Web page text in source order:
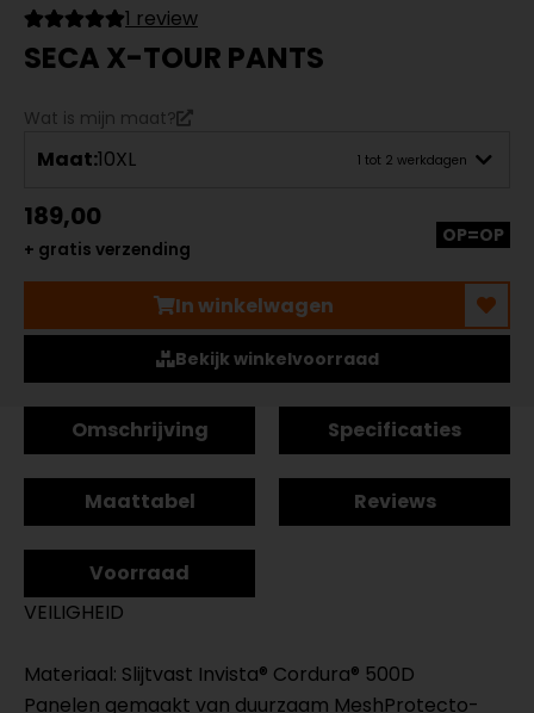
1 review
SECA X-TOUR PANTS
Wat is mijn maat?
Maat:10XL 1 tot 2 werkdagen
189,00
+ gratis verzending
OP=OP
In winkelwagen
Bekijk winkelvoorraad
Omschrijving Specificaties
Maattabel Reviews
Voorraad
VEILIGHEID
Materiaal: Slijtvast Invista® Cordura® 500D
Panelen gemaakt van duurzaam MeshProtecto-